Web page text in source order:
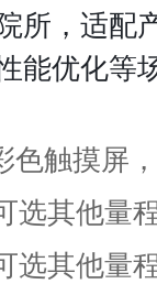
所，适配
能优化等
色触摸屏
选其他量
选其他量